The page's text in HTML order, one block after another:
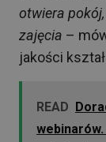
otwiera
zajęcia –
jakości
READ